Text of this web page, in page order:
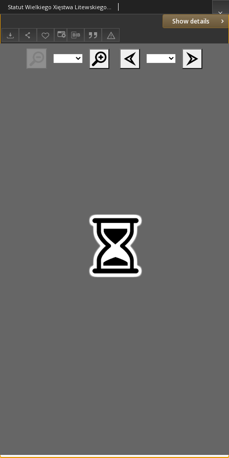
Show details
Statut Wielkiego Xięstwa Litewskiego / od nayjasnieyszego hospodara Króla I. M. Zygmvnta III na koronacyey w Krakowie roku 1588 wydany [...] trzeci raz za najj. Władysława IV w Warszawie w r.1648, z przydaniem konstytucyi od r.1550 do 1648